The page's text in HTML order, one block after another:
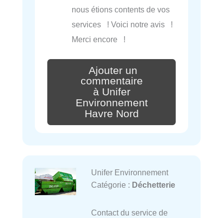
nous étions contents de vos
services ! Voici notre avis !
Merci encore !
Ajouter un
commentaire
à Unifer
Environnement
Havre Nord
Unifer Environnement
Catégorie : Déchetterie
Contact du service de